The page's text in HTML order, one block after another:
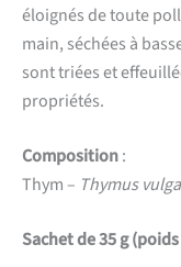
éloignés de toute
main, séchées à
sont triées et
propriétés.
Composition:
Thym – Thymus
Sachet de 35 g